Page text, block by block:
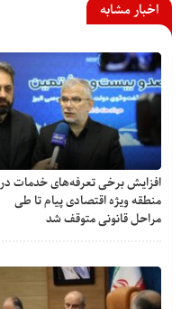
اخبار مشابه
افزایش برخی تعرفه‌های خدمات در
منطقه ویژه اقتصادی پیام تا طی
مراحل قانونی متوقف شد